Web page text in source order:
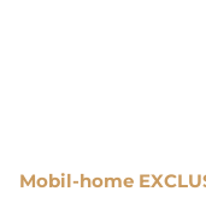
Mobil-home